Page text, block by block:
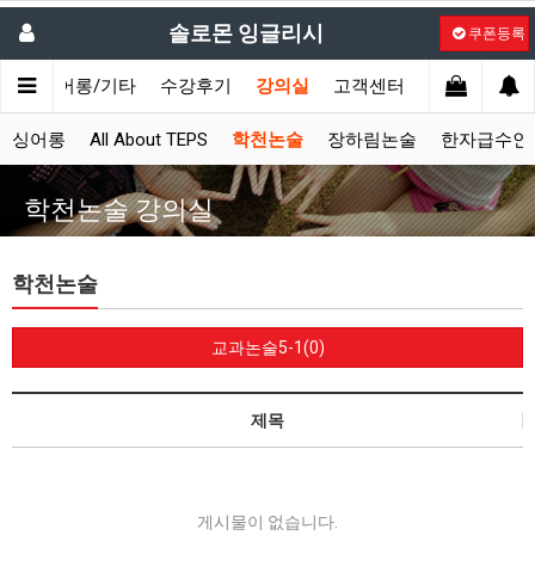
솔로몬 잉글리시 쿠폰등록
싱어롱/기타 수강후기 강의실 고객센터
싱어롱 All About TEPS 학천논술 장하림논술 한자급수인
학천논술 강의실
학천논술
교과논술5-1(0)
제목
게시물이 없습니다.